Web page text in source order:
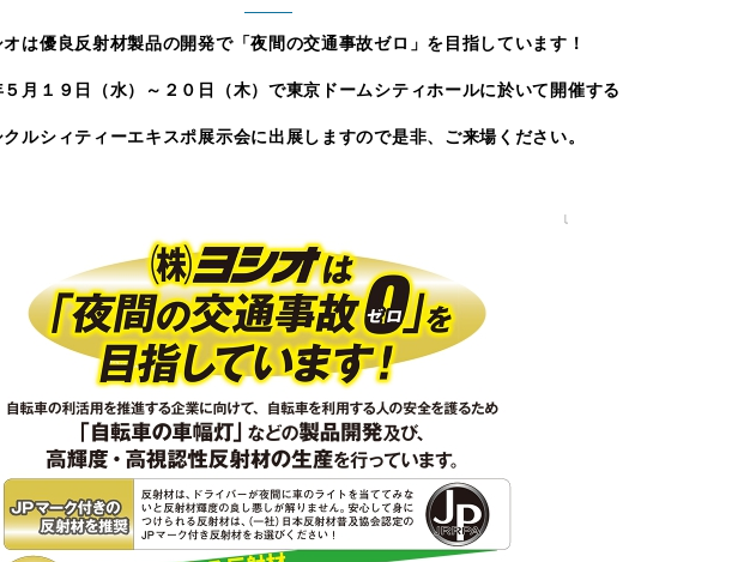
は優良反射材製品の開発で「夜間の交通事故ゼロ」を目指しています！
５月１９日（水）～２０日（木）で東京ドームシティホールに於いて開催する
ルシィティーエキスポ展示会に出展しますので是非、ご来場ください。